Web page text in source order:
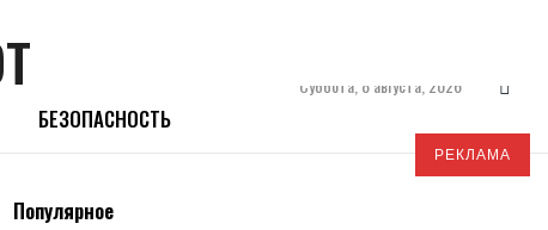
БЕЗОПАСНОСТЬ
Суббота, 8 августа, 2026
РЕКЛАМА
Популярное